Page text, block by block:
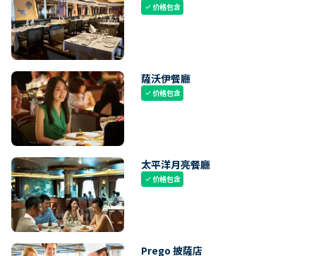
check价格包含
薩沃伊餐廳
check价格包含
太平洋月亮餐廳
check价格包含
Prego 披薩店